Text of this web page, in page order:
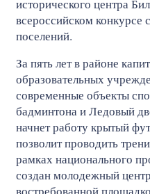
исторического центра
всероссийском конкурсе
поселений.
За пять лет в районе
образовательных
современные объекты
бадминтона и Ледовый
начнет работу крытый
позволит проводить
рамках национального
создан молодежный